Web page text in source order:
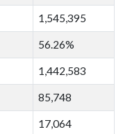
1,545,395
56.26%
1,442,583
85,748
17,064